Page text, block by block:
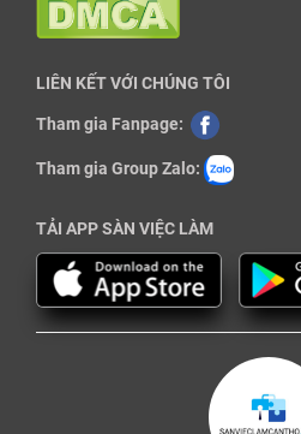
LIÊN KẾT VỚI CHÚNG TÔI
Tham gia Fanpage:
Tham gia Group Zalo:
TẢI APP SÀN VIỆC LÀM